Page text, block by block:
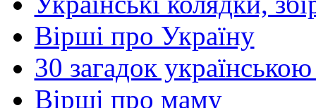
Вірші про Україну
30 загадок
Вірші про маму